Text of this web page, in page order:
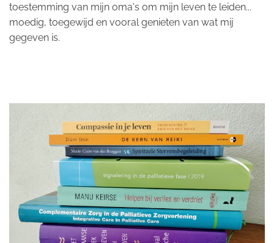
toestemming van mijn oma's om mijn leven te leiden...
moedig, toegewijd en vooral genieten van wat mij
gegeven is.